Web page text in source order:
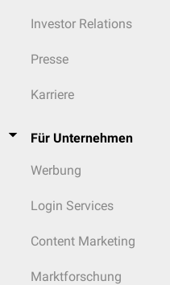
Investor Relations
Presse
Karriere
Für Unternehmen
Werbung
Login Services
Content Marketing
Marktforschung